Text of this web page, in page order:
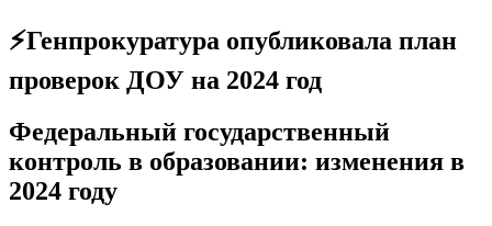
⚡Генпрокуратура опубликовала план
проверок ДОУ на 2024 год
Федеральный государственный
контроль в образовании: изменения в
2024 году